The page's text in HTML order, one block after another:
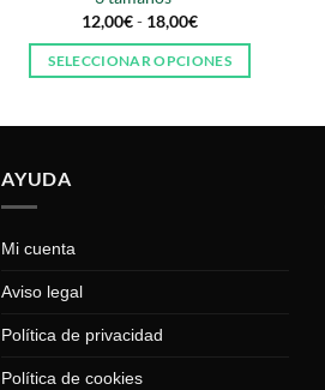
12,00€- 18,00€Rango
precios:
desde
SELECCIONAR OPCIONES
elegir
AYUDA
Mi cuenta
Aviso legal
Política de privacidad
Política de cookies